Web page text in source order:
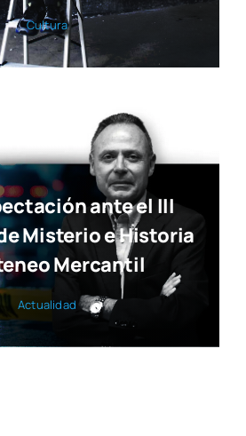
Cul­tu­ra
ante el III
Misterio e Historia
Mercantil
Actua­li­dad